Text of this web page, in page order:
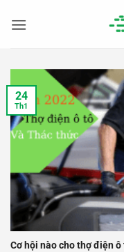
qua
Cơ hội nào cho thợ điện
24
Th1